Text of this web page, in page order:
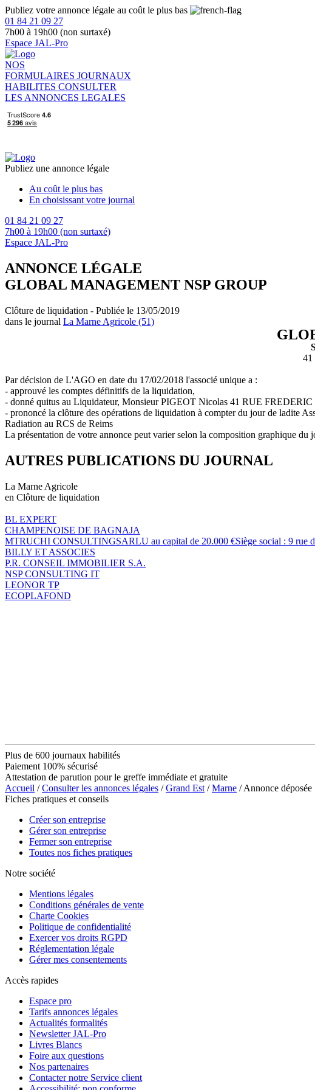
Publiez votre annonce légale au coût le plus bas
01 84 21 09 27
7h00 à 19h00 (non surtaxé)
Espace JAL-Pro
NOS
FORMULAIRES JOURNAUX
HABILITES CONSULTER
LES ANNONCES LEGALES
Publiez une annonce légale
Au coût le plus bas
En choisissant votre journal
01 84 21 09 27
7h00 à 19h00 (non surtaxé)
Espace JAL-Pro
ANNONCE LÉGALE
GLOBAL MANAGEMENT NSP GROUP
Clôture de liquidation - Publiée le 13/05/2019
dans le journal La Marne Agricole (51)
41
Par décision de L'AGO en date du 17/02/2018 l'associé unique a :
- approuvé les comptes définitifs de la liquidation,
- donné quitus au Liquidateur, Monsieur PIGEOT Nicolas 41 RUE
- prononcé la clôture des opérations de liquidation à compter du jour de ladite
Radiation au RCS de Reims
La présentation de votre annonce peut varier selon la composition graphique du
AUTRES PUBLICATIONS DU JOURNAL
La Marne Agricole
en Clôture de liquidation
BL EXPERT
CHAMPENOISE DE BAGNAJA
MTRUCHI CONSULTINGSARLU au capital de 20.000 €Siège social : 9 rue
BILLY ET ASSOCIES
P.R. CONSEIL IMMOBILIER S.A.
NSP CONSULTING IT
LEONOR TP
ECOPLAFOND
Plus de 600 journaux habilités
Paiement 100% sécurisé
Attestation de parution pour le greffe immédiate et gratuite
Accueil /Consulter les annonces légales /Grand Est /Marne / Annonce
Fiches pratiques et conseils
Créer son entreprise
Gérer son entreprise
Fermer son entreprise
Toutes nos fiches pratiques
Notre société
Mentions légales
Conditions générales de vente
Charte Cookies
Politique de confidentialité
Exercer vos droits RGPD
Réglementation légale
Gérer mes consentements
Accès rapides
Espace pro
Tarifs annonces légales
Actualités formalités
Newsletter JAL-Pro
Livres Blancs
Foire aux questions
Nos partenaires
Contacter notre Service client